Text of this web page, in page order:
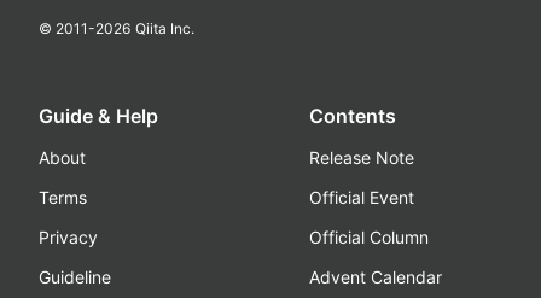
© 2011-2026 Qiita Inc.
Guide & Help
About
Terms
Privacy
Guideline
Contents
Release Note
Official Event
Official Column
Advent Calendar